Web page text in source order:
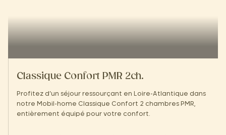
Classique Confort PMR 2ch.
Profitez d’un séjour ressourçant en Loire-Atlantique dans
notre Mobil-home Classique Confort 2 chambres PMR,
entièrement équipé pour votre confort.